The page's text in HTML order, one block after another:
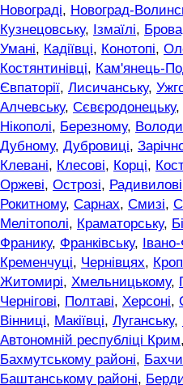
Новограді, Новоград-
Кузнецовську, Ізмаїлі,
Умані, Кадіївці, Конотопі,
Костянтинівці, Кам'янець-
Євпаторії, Лисичанську,
Алчевську, Сєвєродонецьку,
Нікополі, Березному,
Дубному, Дубровиці,
Клевані, Клесові, Корці,
Оржеві, Острозі, Радивилові
Рокитному, Сарнах, Смизі,
Мелітополі, Краматорську,
Франику, Франківську,
Кременчуці, Чернівцях,
Житомирі, Хмельницькому,
Чернігові, Полтаві, Херсоні,
Вінниці, Макіївці, Луганську,
Автономній республіці Крим,
Бахмутському районі,
Баштанському районі,